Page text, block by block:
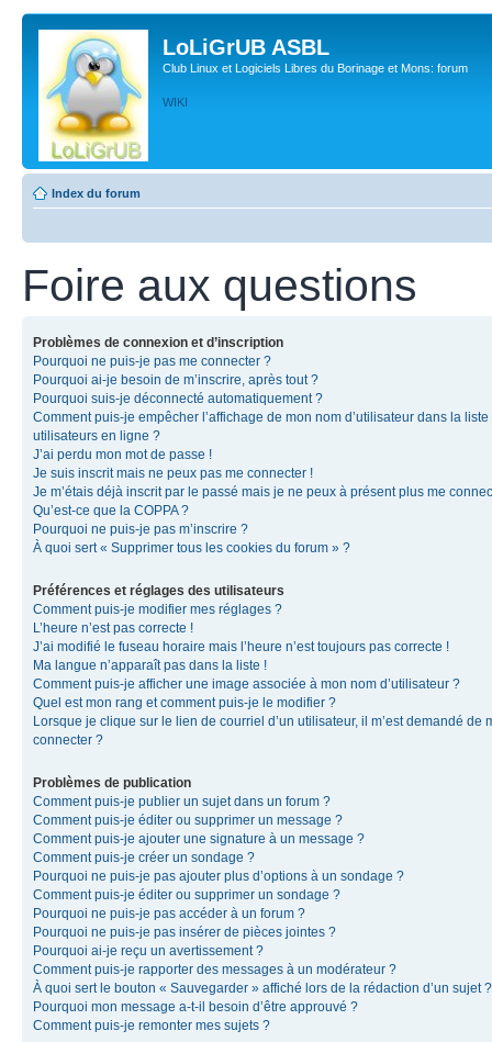
LoLiGrUB ASBL
Club Linux et Logiciels Libres du Borinage et Mons: forum
WIKI
Index du forum
Foire aux questions
Problèmes de connexion et d’inscription
Pourquoi ne puis-je pas me connecter ?
Pourquoi ai-je besoin de m’inscrire, après tout ?
Pourquoi suis-je déconnecté automatiquement ?
Comment puis-je empêcher l’affichage de mon nom d’utilisateur dans la liste
utilisateurs en ligne ?
J’ai perdu mon mot de passe !
Je suis inscrit mais ne peux pas me connecter !
Je m’étais déjà inscrit par le passé mais je ne peux à présent plus me
Qu’est-ce que la COPPA ?
Pourquoi ne puis-je pas m’inscrire ?
À quoi sert « Supprimer tous les cookies du forum » ?
Préférences et réglages des utilisateurs
Comment puis-je modifier mes réglages ?
L’heure n’est pas correcte !
J’ai modifié le fuseau horaire mais l’heure n’est toujours pas correcte !
Ma langue n’apparaît pas dans la liste !
Comment puis-je afficher une image associée à mon nom d’utilisateur ?
Quel est mon rang et comment puis-je le modifier ?
Lorsque je clique sur le lien de courriel d’un utilisateur, il m’est demandé de
connecter ?
Problèmes de publication
Comment puis-je publier un sujet dans un forum ?
Comment puis-je éditer ou supprimer un message ?
Comment puis-je ajouter une signature à un message ?
Comment puis-je créer un sondage ?
Pourquoi ne puis-je pas ajouter plus d’options à un sondage ?
Comment puis-je éditer ou supprimer un sondage ?
Pourquoi ne puis-je pas accéder à un forum ?
Pourquoi ne puis-je pas insérer de pièces jointes ?
Pourquoi ai-je reçu un avertissement ?
Comment puis-je rapporter des messages à un modérateur ?
À quoi sert le bouton « Sauvegarder » affiché lors de la rédaction d’un sujet ?
Pourquoi mon message a-t-il besoin d’être approuvé ?
Comment puis-je remonter mes sujets ?